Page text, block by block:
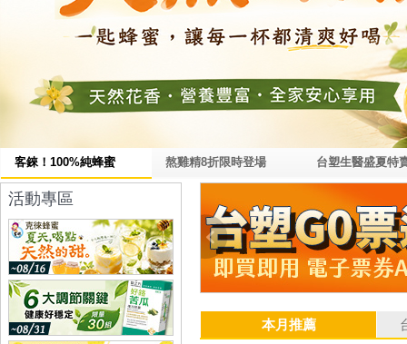
客錸！100%純蜂蜜 熬雞精8折限時登場 台塑生醫盛夏特
活動專區
本月推薦